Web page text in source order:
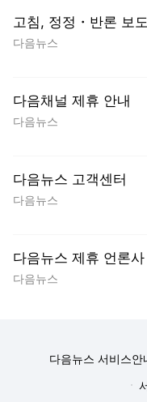
고침, 정정・반론 보
다음뉴스
다음채널 제휴 안내
다음뉴스
다음뉴스 고객센터
다음뉴스
다음뉴스 제휴 언론사
다음뉴스
다음뉴스 서비스안